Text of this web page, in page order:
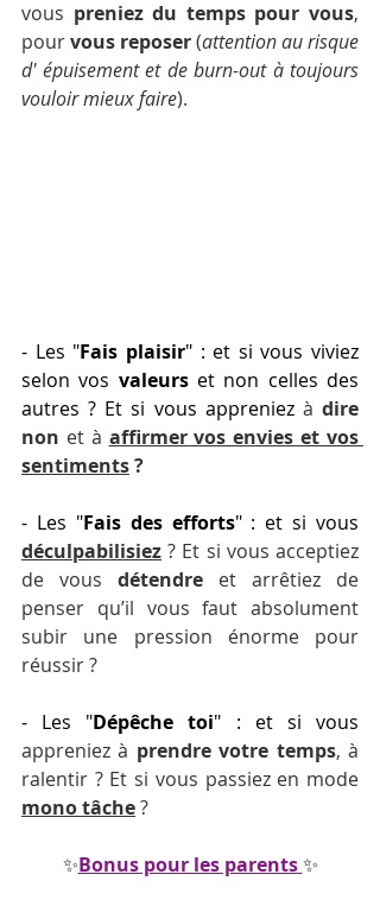
vous preniez du temps pour vous,
pour vous reposer (attention au risque
d' épuisement et de burn-out à toujours
vouloir mieux faire).
- Les "Fais plaisir" : et si vous viviez
selon vos valeurs et non celles des
autres ? Et si vous appreniez à dire
non et à affirmer vos envies et vos
sentiments ?
- Les "Fais des efforts
déculpabilisiez ? Et si vous acceptiez
de vous détendre et arrêtiez de
penser qu’il vous faut absolument
subir une pression énorme pour
réussir ?
- Les "Dépêche toi
appreniez à prendre votre temps, à
mono tâche ?
✨Bonus pour les parents ✨